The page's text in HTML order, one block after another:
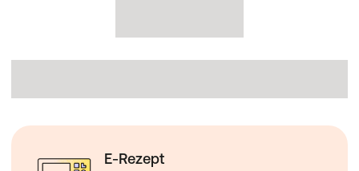
E-Rezept